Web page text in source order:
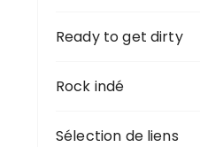
Ready to get dirty
Rock indé
Sélection de liens